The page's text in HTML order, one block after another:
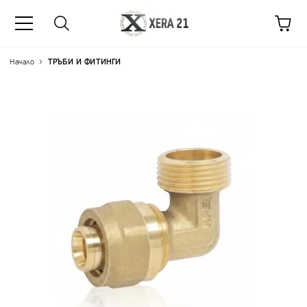
Начало ТРЪБИ И ФИТИНГИ
Цена на продукта: